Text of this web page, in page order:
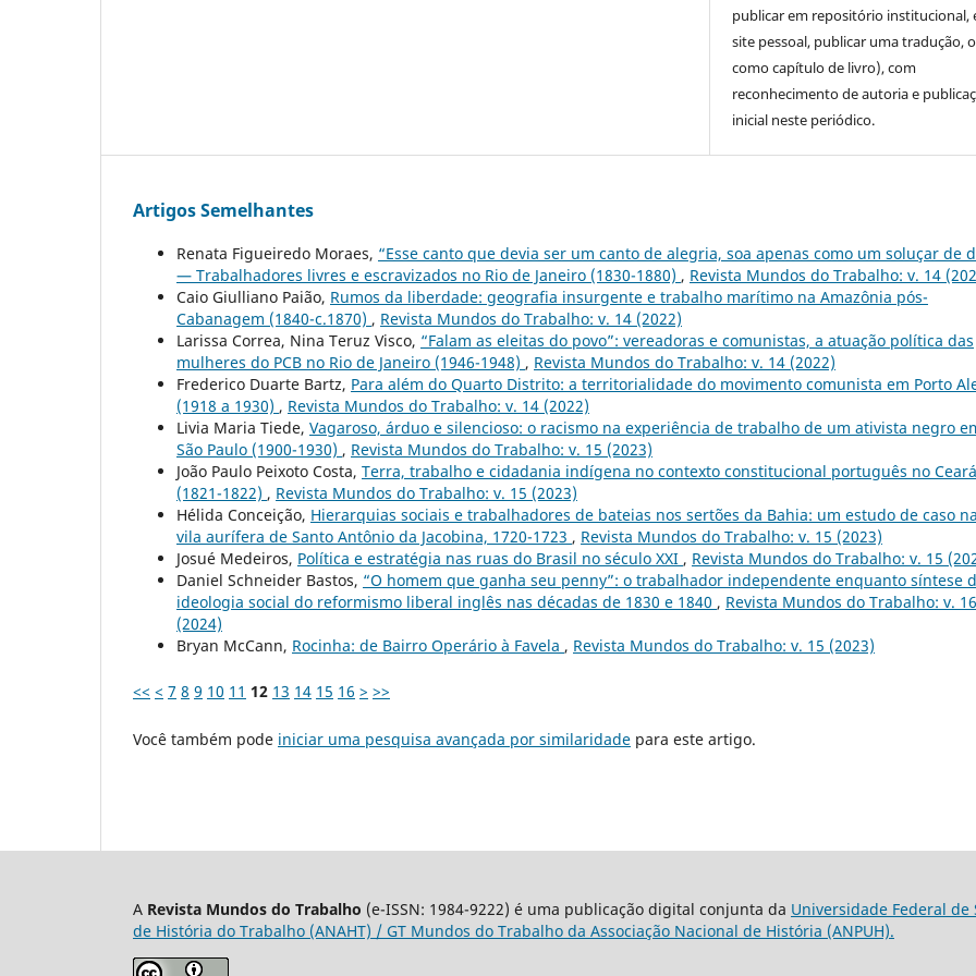
publicar em repositório institucional,
site pessoal, publicar uma tradução,
como capítulo de livro), com
reconhecimento de autoria e
inicial neste periódico.
Artigos Semelhantes
Renata Figueiredo Moraes, “Esse canto que devia ser um canto de alegria, soa apenas como um soluçar de
— Trabalhadores livres e escravizados no Rio de Janeiro (1830-1880) , Revista Mundos do Trabalho: v. 14
Caio Giulliano Paião, Rumos da liberdade: geografia insurgente e trabalho marítimo na Amazônia pós-
Cabanagem (1840-c.1870) , Revista Mundos do Trabalho: v. 14 (2022)
Larissa Correa, Nina Teruz Visco, “Falam as eleitas do povo”: vereadoras e comunistas, a atuação política das
mulheres do PCB no Rio de Janeiro (1946-1948) , Revista Mundos do Trabalho: v. 14 (2022)
Frederico Duarte Bartz, Para além do Quarto Distrito: a territorialidade do movimento comunista em Porto
(1918 a 1930) , Revista Mundos do Trabalho: v. 14 (2022)
Livia Maria Tiede, Vagaroso, árduo e silencioso: o racismo na experiência de trabalho de um ativista negro
São Paulo (1900-1930) , Revista Mundos do Trabalho: v. 15 (2023)
João Paulo Peixoto Costa, Terra, trabalho e cidadania indígena no contexto constitucional português no Ceará
(1821-1822) , Revista Mundos do Trabalho: v. 15 (2023)
Hélida Conceição, Hierarquias sociais e trabalhadores de bateias nos sertões da Bahia: um estudo de caso na
vila aurífera de Santo Antônio da Jacobina, 1720-1723 , Revista Mundos do Trabalho: v. 15 (2023)
Josué Medeiros, Política e estratégia nas ruas do Brasil no século XXI , Revista Mundos do Trabalho: v. 15
Daniel Schneider Bastos, “O homem que ganha seu penny”: o trabalhador independente enquanto síntese
ideologia social do reformismo liberal inglês nas décadas de 1830 e 1840 , Revista Mundos do Trabalho: v. 16
(2024)
Bryan McCann, Rocinha: de Bairro Operário à Favela , Revista Mundos do Trabalho: v. 15 (2023)
<< < 7 8 9 10 11 12 13 14 15 16 > >>
Você também pode iniciar uma pesquisa avançada por similaridade para este artigo.
A Revista Mundos do Trabalho (e-ISSN: 1984-9222) é uma publicação digital conjunta da Universidade Federal de
de História do Trabalho (ANAHT) / GT Mundos do Trabalho da Associação Nacional de História (ANPUH).